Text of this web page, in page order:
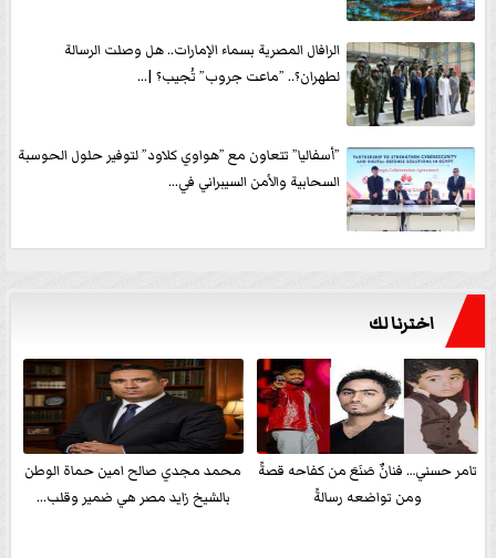
الرافال المصرية بسماء الإمارات.. هل وصلت الرسالة
لطهران؟.. ”ماعت جروب” تُجيب؟ |...
”أسفاليا” تتعاون مع ”هواوي كلاود” لتوفير حلول الحوسبة
السحابية والأمن السيبراني في...
اخترنا لك
تامر حسني… فنانٌ صَنَعَ من كفاحه قصةً
ومن تواضعه رسالةً
محمد مجدي صالح امين حماة الوطن
بالشيخ زايد مصر هي ضمير وقلب...